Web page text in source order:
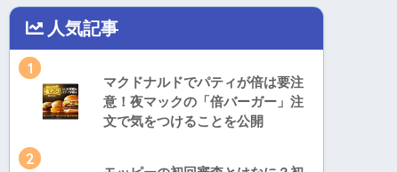
人気記事
1
マクドナルドでパティが倍は要注
意！夜マックの「倍バーガー」注
文で気をつけることを公開
2